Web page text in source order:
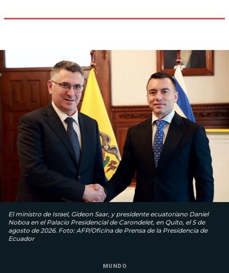
El ministro de Israel, Gideon Saar, y presidente ecuatoriano Daniel
Noboa en el Palacio Presidencial de Carondelet, en Quito, el 5 de
agosto de 2026. Foto: AFP/Oficina de Prensa de la Presidencia de
Ecuador
MUNDO